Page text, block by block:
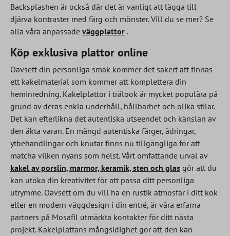
Backsplashen är också där det är vanligt att lägga till
djärva kontraster med färg och mönster. Vill du se mer? Se
alla våra anpassade väggplattor .
Köp exklusiva plattor online
Oavsett din personliga smak kommer det säkert att finnas
ett kakelmaterial som kommer att komplettera din
heminredning. Kakelplattor i trälook är mycket populära på
grund av deras enkla underhåll, hållbarhet och olika stilar.
Det kan efterlikna det autentiska utseendet och känslan av
den äkta varan. En mängd autentiska färger, ådringar,
ytbehandlingar och knutar finns nu tillgängliga för att
matcha vilken nyans som helst. Vårt omfattande urval av
kakel av porslin, marmor, keramik, sten och glas gör att du
kan utöka din kreativitet för att passa ditt personliga
utrymme. Oavsett om du vill ha en rustik atmosfär i ditt kök
eller en modern väggdesign i din entré, är våra erfarna
partners på Mosafil utmärkta kontakter för ditt nästa
projekt. Kakelplattans mångsidighet gör att den kan